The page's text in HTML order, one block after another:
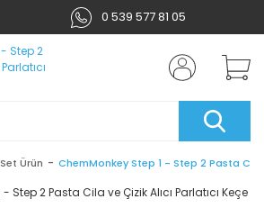
0 539 577 81 05
Set Ürün ChemMonkey Step 1 - Step 2 Pasta Cila